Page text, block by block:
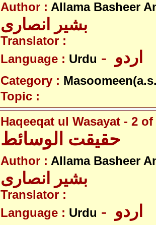
Author : Allama Basheer
بشیر انصاری
Translator :
Language : Urdu
Category :
Topic :
Haqeeqat ul Wasayat - 2 of
حقیقت الوسائط
Author : Allama Basheer
بشیر انصاری
Translator :
Language : Urdu